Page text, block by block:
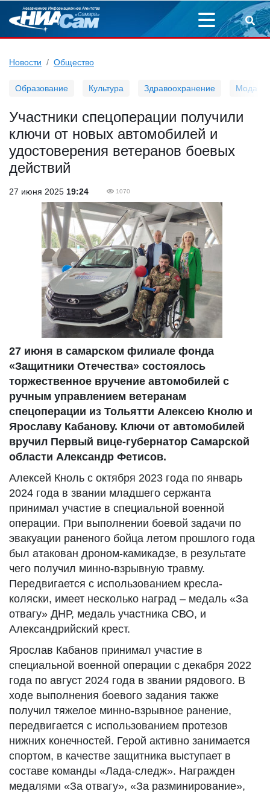
Новости Общество
Образование Культура Здравоохранение Мода
Участники спецоперации получили
ключи от новых автомобилей и
удостоверения ветеранов боевых
действий
27 июня 2025 19:24 1070
27 июня в самарском филиале фонда
«Защитники Отечества» состоялось
торжественное вручение автомобилей с
ручным управлением ветеранам
спецоперации из Тольятти Алексею Кнолю и
Ярославу Кабанову. Ключи от автомобилей
вручил Первый вице-губернатор Самарской
области Александр Фетисов.
Алексей Кноль с октября 2023 года по январь
2024 года в звании младшего сержанта
принимал участие в специальной военной
операции. При выполнении боевой задачи по
эвакуации раненого бойца летом прошлого года
был атакован дроном-камикадзе, в результате
чего получил минно-взрывную травму.
Передвигается с использованием кресла-
коляски, имеет несколько наград – медаль «За
отвагу» ДНР, медаль участника СВО, и
Александрийский крест.
Ярослав Кабанов принимал участие в
специальной военной операции с декабря 2022
года по август 2024 года в звании рядового. В
ходе выполнения боевого задания также
получил тяжелое минно-взрывное ранение,
передвигается с использованием протезов
нижних конечностей. Герой активно занимается
спортом, в качестве защитника выступает в
составе команды «Лада-следж». Награжден
медалями «За отвагу», «За разминирование»,